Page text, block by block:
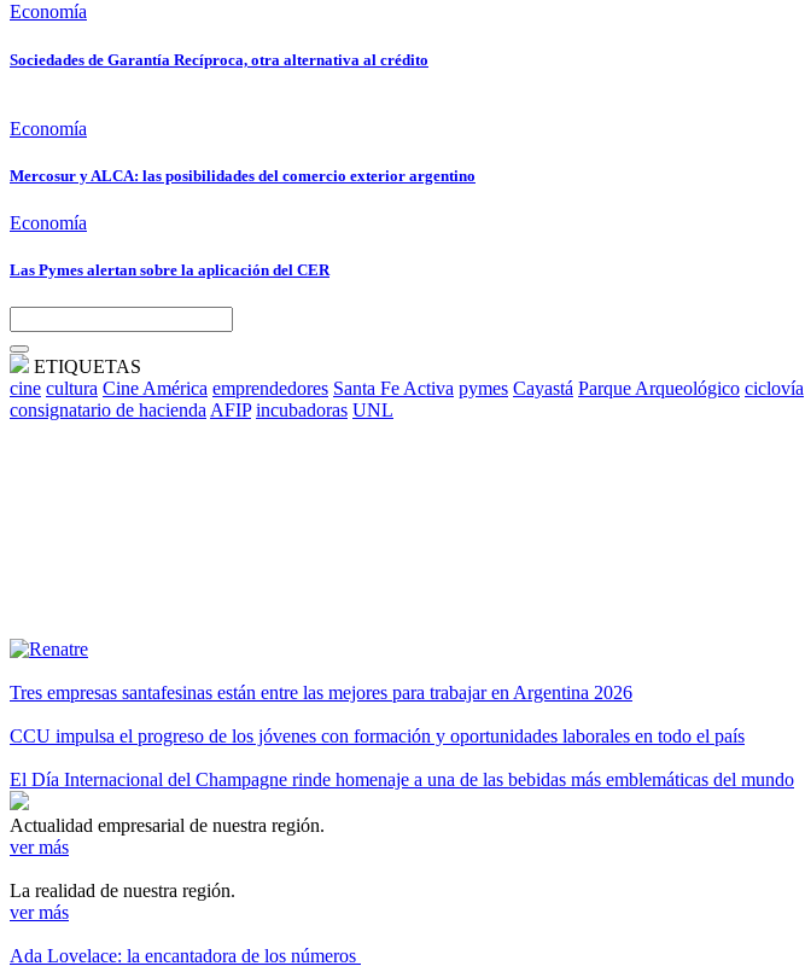
Economía
Sociedades de Garantía Recíproca, otra alternativa al crédito
Economía
Mercosur y ALCA: las posibilidades del comercio exterior argentino
Economía
Las Pymes alertan sobre la aplicación del CER
ETIQUETAS
cine cultura Cine América emprendedores Santa Fe Activa pymes Cayastá Parque Arqueológico ciclovía
consignatario de haciendaAFIP incubadoras UNL
Tres empresas santafesinas están entre las mejores para trabajar en Argentina 2026
CCU impulsa el progreso de los jóvenes con formación y oportunidades laborales en todo el país
El Día Internacional del Champagne rinde homenaje a una de las bebidas más emblemáticas del mundo
Actualidad empresarial de nuestra región.
ver más
La realidad de nuestra región.
ver más
Ada Lovelace: la encantadora de los números